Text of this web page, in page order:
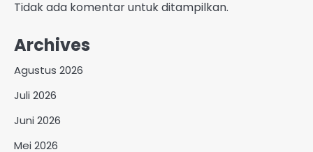
Tidak ada komentar untuk ditampilkan.
Archives
Agustus 2026
Juli 2026
Juni 2026
Mei 2026